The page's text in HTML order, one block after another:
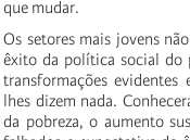
que mudar.
Os setores mais jovens
êxito da política social do
transformações evidentes
lhes dizem nada.
da pobreza, o aumento